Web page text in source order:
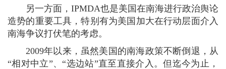
另一方面，IPMDA也是美国在南海进行政治舆论
造势的重要工具，特别有为美国加大在行动层面介入
南海争议打伏笔的考虑。
2009年以来，虽然美国的南海政策不断倒退，从
“相对中立”、“选边站”直至直接介入。但迄今为止，